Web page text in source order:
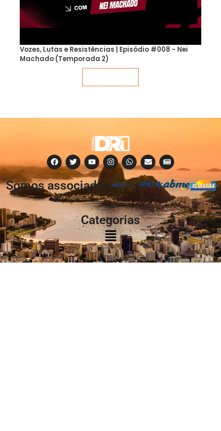
Vozes, Lutas e Resistências | Episódio #008 - Nei
Machado (Temporada 2)
Somos associados
à:
Categorias